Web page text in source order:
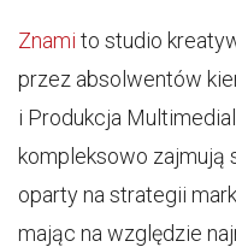
Znami to studio
przez absolwentów
i Produkcja
kompleksowo zajmują
oparty na strategii
mając na względzie